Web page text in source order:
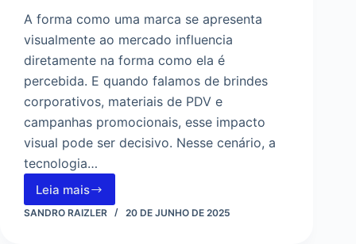
A forma como uma marca se apresenta
visualmente ao mercado influencia
diretamente na forma como ela é
percebida. E quando falamos de brindes
corporativos, materiais de PDV e
campanhas promocionais, esse impacto
visual pode ser decisivo. Nesse cenário, a
tecnologia…
Leia mais
DTF
em
SANDRO RAIZLER 20 DE JUNHO DE 2025